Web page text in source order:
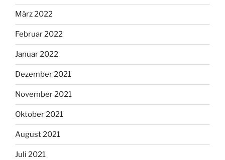
März 2022
Februar 2022
Januar 2022
Dezember 2021
November 2021
Oktober 2021
August 2021
Juli 2021